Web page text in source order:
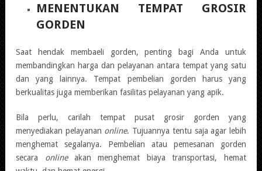
MENENTUKAN TEMPAT GROSIR
GORDEN
Saat hendak membaeli gorden, penting bagi Anda untuk
membandingkan harga dan pelayanan antara tempat yang satu
dan yang lainnya. Tempat pembelian gorden harus yang
berkualitas juga memberikan fasilitas pelayanan yang apik.
Bila perlu, carilah tempat pusat grosir gorden yang
menyediakan pelayanan online. Tujuannya tentu saja agar lebih
menghemat segalanya. Pembelian atau pemesanan gorden
secara onlineakan menghemat biaya transportasi, hemat